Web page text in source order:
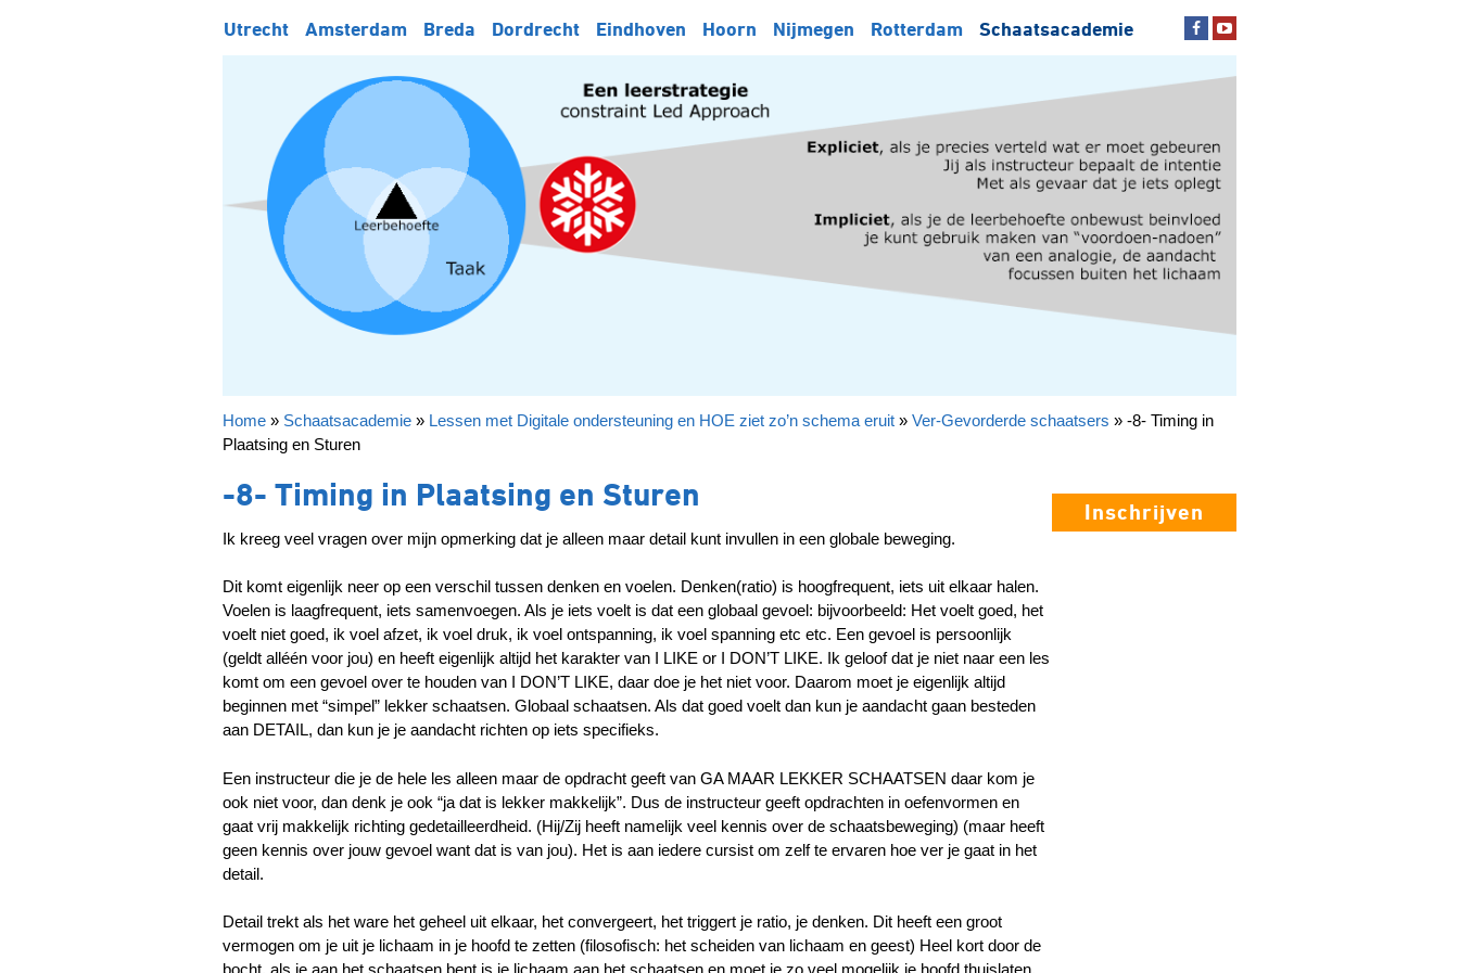
Utrecht Amsterdam Breda Dordrecht Eindhoven Hoorn Nijmegen Rotterdam Schaatsacademie
Home » Schaatsacademie » Lessen met Digitale ondersteuning en HOE ziet zo’n schema eruit » Ver-Gevorderde schaatsers » -8- Timing in
Plaatsing en Sturen
Inschrijven
-8- Timing in Plaatsing en Sturen
Ik kreeg veel vragen over mijn opmerking dat je alleen maar detail kunt invullen in een globale beweging.
Dit komt eigenlijk neer op een verschil tussen denken en voelen. Denken(ratio) is hoogfrequent, iets uit elkaar halen.
Voelen is laagfrequent, iets samenvoegen. Als je iets voelt is dat een globaal gevoel: bijvoorbeeld: Het voelt goed, het
voelt niet goed, ik voel afzet, ik voel druk, ik voel ontspanning, ik voel spanning etc etc. Een gevoel is persoonlijk
(geldt alléén voor jou) en heeft eigenlijk altijd het karakter van I LIKE or I DON’T LIKE. Ik geloof dat je niet naar een les
komt om een gevoel over te houden van I DON’T LIKE, daar doe je het niet voor. Daarom moet je eigenlijk altijd
beginnen met “simpel” lekker schaatsen. Globaal schaatsen. Als dat goed voelt dan kun je aandacht gaan besteden
aan DETAIL, dan kun je je aandacht richten op iets specifieks.
Een instructeur die je de hele les alleen maar de opdracht geeft van GA MAAR LEKKER SCHAATSEN daar kom je
ook niet voor, dan denk je ook “ja dat is lekker makkelijk”. Dus de instructeur geeft opdrachten in oefenvormen en
gaat vrij makkelijk richting gedetailleerdheid. (Hij/Zij heeft namelijk veel kennis over de schaatsbeweging) (maar heeft
geen kennis over jouw gevoel want dat is van jou). Het is aan iedere cursist om zelf te ervaren hoe ver je gaat in het
detail.
Detail trekt als het ware het geheel uit elkaar, het convergeert, het triggert je ratio, je denken. Dit heeft een groot
vermogen om je uit je lichaam in je hoofd te zetten (filosofisch: het scheiden van lichaam en geest) Heel kort door de
bocht, als je aan het schaatsen bent is je lichaam aan het schaatsen en moet je zo veel mogelijk je hoofd thuislaten.